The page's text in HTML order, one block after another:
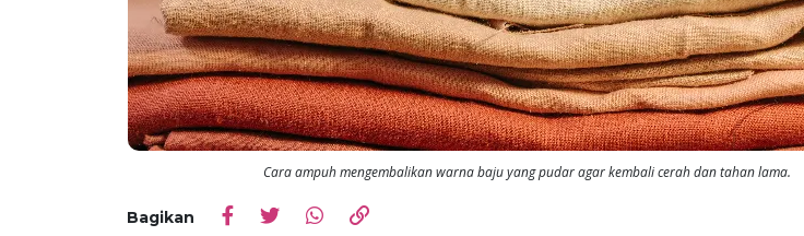
Cara ampuh mengembalikan warna baju yang pudar agar kembali cerah dan tahan lama.
Bagikan